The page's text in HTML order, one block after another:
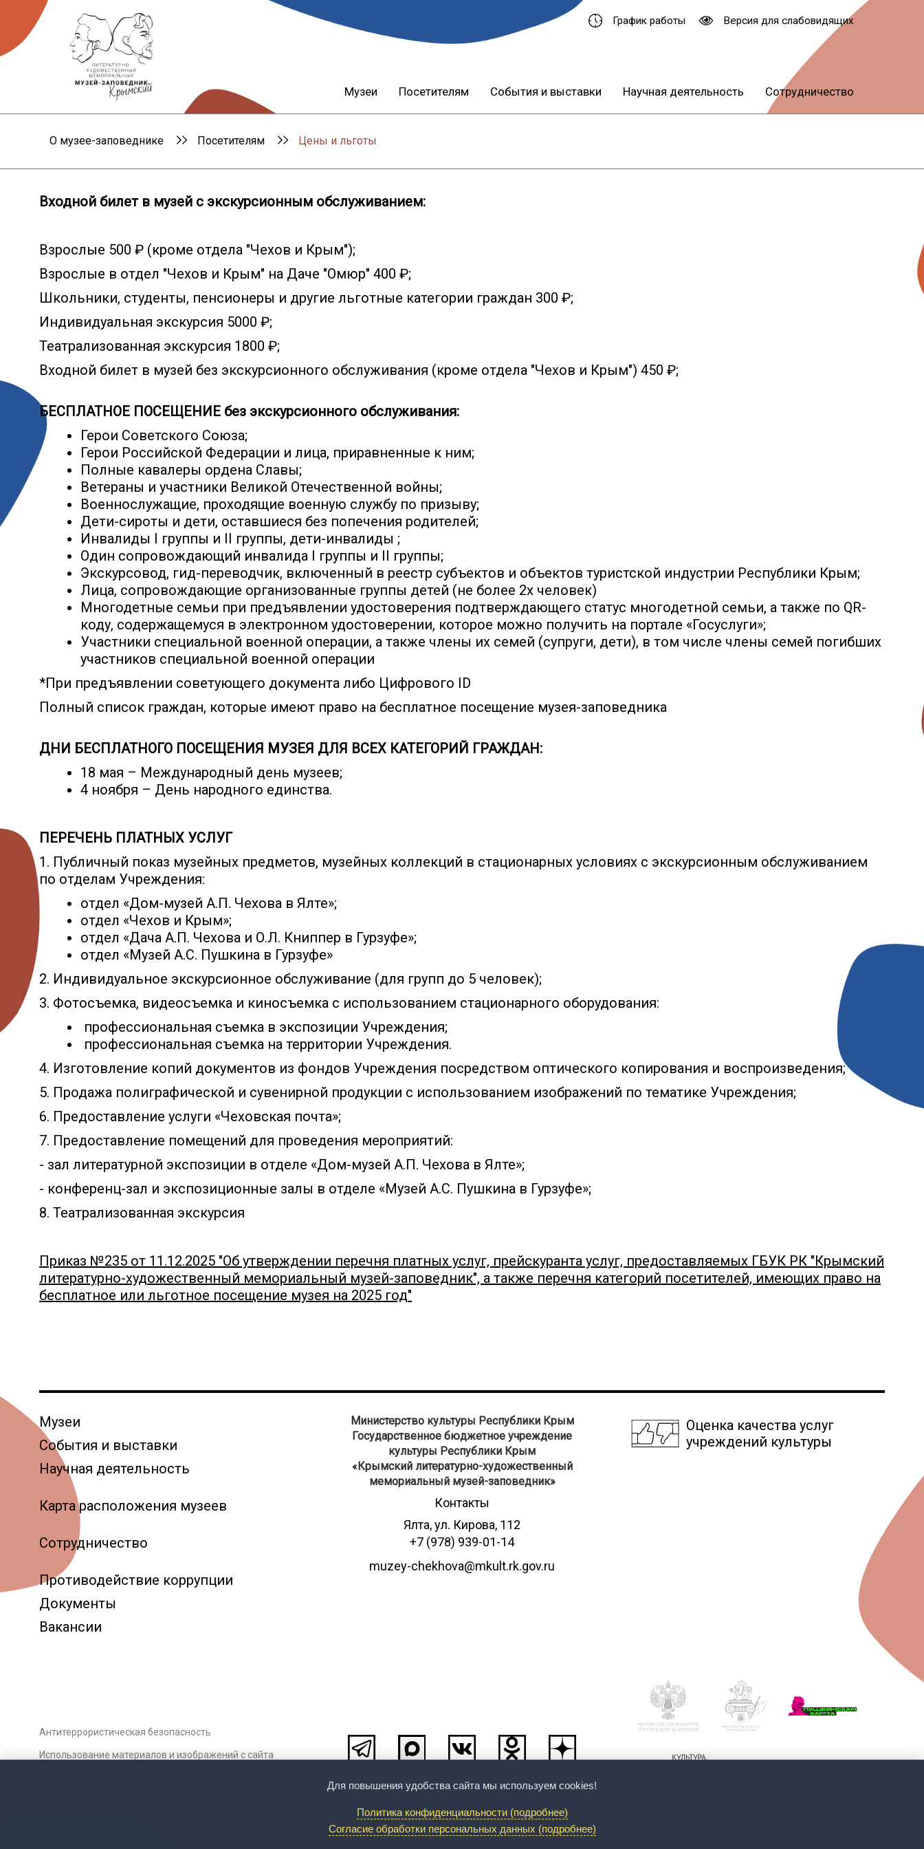
График работы Версия для слабовидящих
Музеи Посетителям События и выставки Научная деятельность Сотрудничество
О музее-заповеднике Посетителям Цены и льготы
Входной билет в музей с экскурсионным обслуживанием:
Взрослые 500 ₽ (кроме отдела "Чехов и Крым");
Взрослые в отдел "Чехов и Крым" на Даче "Омюр" 400 ₽;
Школьники, студенты, пенсионеры и другие льготные категории граждан 300 ₽;
Индивидуальная экскурсия 5000 ₽;
Театрализованная экскурсия 1800 ₽;
Входной билет в музей без экскурсионного обслуживания (кроме отдела "Чехов и Крым") 450 ₽;
БЕСПЛАТНОЕ ПОСЕЩЕНИЕ без экскурсионного обслуживания:
Герои Советского Союза;
Герои Российской Федерации и лица, приравненные к ним;
Полные кавалеры ордена Славы;
Ветераны и участники Великой Отечественной войны;
Военнослужащие, проходящие военную службу по призыву;
Дети-сироты и дети, оставшиеся без попечения родителей;
Инвалиды I группы и II группы, дети-инвалиды ;
Один сопровождающий инвалида I группы и II группы;
Экскурсовод, гид-переводчик, включенный в реестр субъектов и объектов туристской индустрии Республики Крым;
Лица, сопровождающие организованные группы детей (не более 2х человек)
Многодетные семьи при предъявлении удостоверения подтверждающего статус многодетной семьи, а также по QR-
коду, содержащемуся в электронном удостоверении, которое можно получить на портале «Госуслуги»;
Участники специальной военной операции, а также члены их семей (супруги, дети), в том числе члены семей погибших
участников специальной военной операции
*При предъявлении советующего документа либо Цифрового ID
Полный список граждан, которые имеют право на бесплатное посещение музея-заповедника
ДНИ БЕСПЛАТНОГО ПОСЕЩЕНИЯ МУЗЕЯ ДЛЯ ВСЕХ КАТЕГОРИЙ ГРАЖДАН:
18 мая – Международный день музеев;
4 ноября – День народного единства.
ПЕРЕЧЕНЬ ПЛАТНЫХ УСЛУГ
1. Публичный показ музейных предметов, музейных коллекций в стационарных условиях с экскурсионным обслуживанием
по отделам Учреждения:
отдел «Дом-музей А.П. Чехова в Ялте»;
отдел «Чехов и Крым»;
отдел «Дача А.П. Чехова и О.Л. Книппер в Гурзуфе»;
отдел «Музей А.С. Пушкина в Гурзуфе»
2. Индивидуальное экскурсионное обслуживание (для групп до 5 человек);
3. Фотосъемка, видеосъемка и киносъемка с использованием стационарного оборудования:
профессиональная съемка в экспозиции Учреждения;
профессиональная съемка на территории Учреждения.
4. Изготовление копий документов из фондов Учреждения посредством оптического копирования и воспроизведения;
5. Продажа полиграфической и сувенирной продукции с использованием изображений по тематике Учреждения;
6. Предоставление услуги «Чеховская почта»;
7. Предоставление помещений для проведения мероприятий:
- зал литературной экспозиции в отделе «Дом-музей А.П. Чехова в Ялте»;
- конференц-зал и экспозиционные залы в отделе «Музей А.С. Пушкина в Гурзуфе»;
8. Театрализованная экскурсия
Приказ №235 от 11.12.2025 "Об утверждении перечня платных услуг, прейскуранта услуг, предоставляемых ГБУК РК "Крымский
литературно-художественный мемориальный музей-заповедник", а также перечня категорий посетителей, имеющих право на
бесплатное или льготное посещение музея на 2025 год"
Музеи
События и выставки
Научная деятельность
Карта расположения музеев
Сотрудничество
Противодействие коррупции
Документы
Вакансии
Министерство культуры Республики Крым
Государственное бюджетное учреждение
культуры Республики Крым
​«Крымский литературно-художественный
мемориальный музей-заповедник»
Контакты
Ялта, ул. Кирова, 112
+7 (978) 939-01-14
muzey-chekhova@mkult.rk.gov.ru
Оценка качества услуг
учреждений культуры
Антитеррористическая безопасность
Использование материалов и изображений с сайта
© ГБУК РК «Крымский литературно-художественный мемориальный музей-заповедник»
Для повышения удобства сайта мы используем cookies!
Политика конфиденциальности (подробнее)
Согласие обработки персональных данных (подробнее)